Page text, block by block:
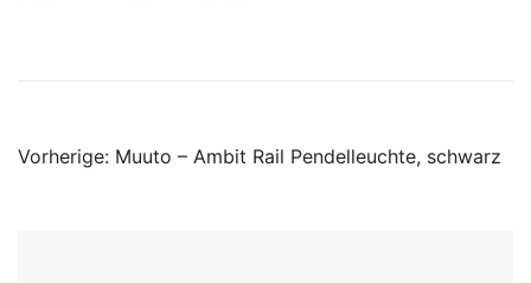
Beitragsnavigation
Vorherige: Muuto – Ambit Rail Pendelleuchte, schwarz